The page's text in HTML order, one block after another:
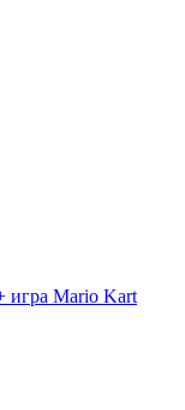
игра Mario Kart